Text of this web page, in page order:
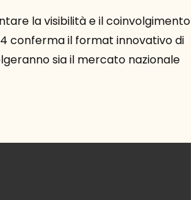
la visibilità e il coinvolgimento
conferma il format innovativo di
sia il mercato nazionale